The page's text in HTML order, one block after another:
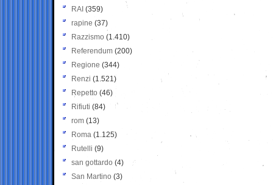
RAI (359)
rapine (37)
Razzismo (1.410)
Referendum (200)
Regione (344)
Renzi (1.521)
Repetto (46)
Rifiuti (84)
rom (13)
Roma (1.125)
Rutelli (9)
san gottardo (4)
San Martino (3)